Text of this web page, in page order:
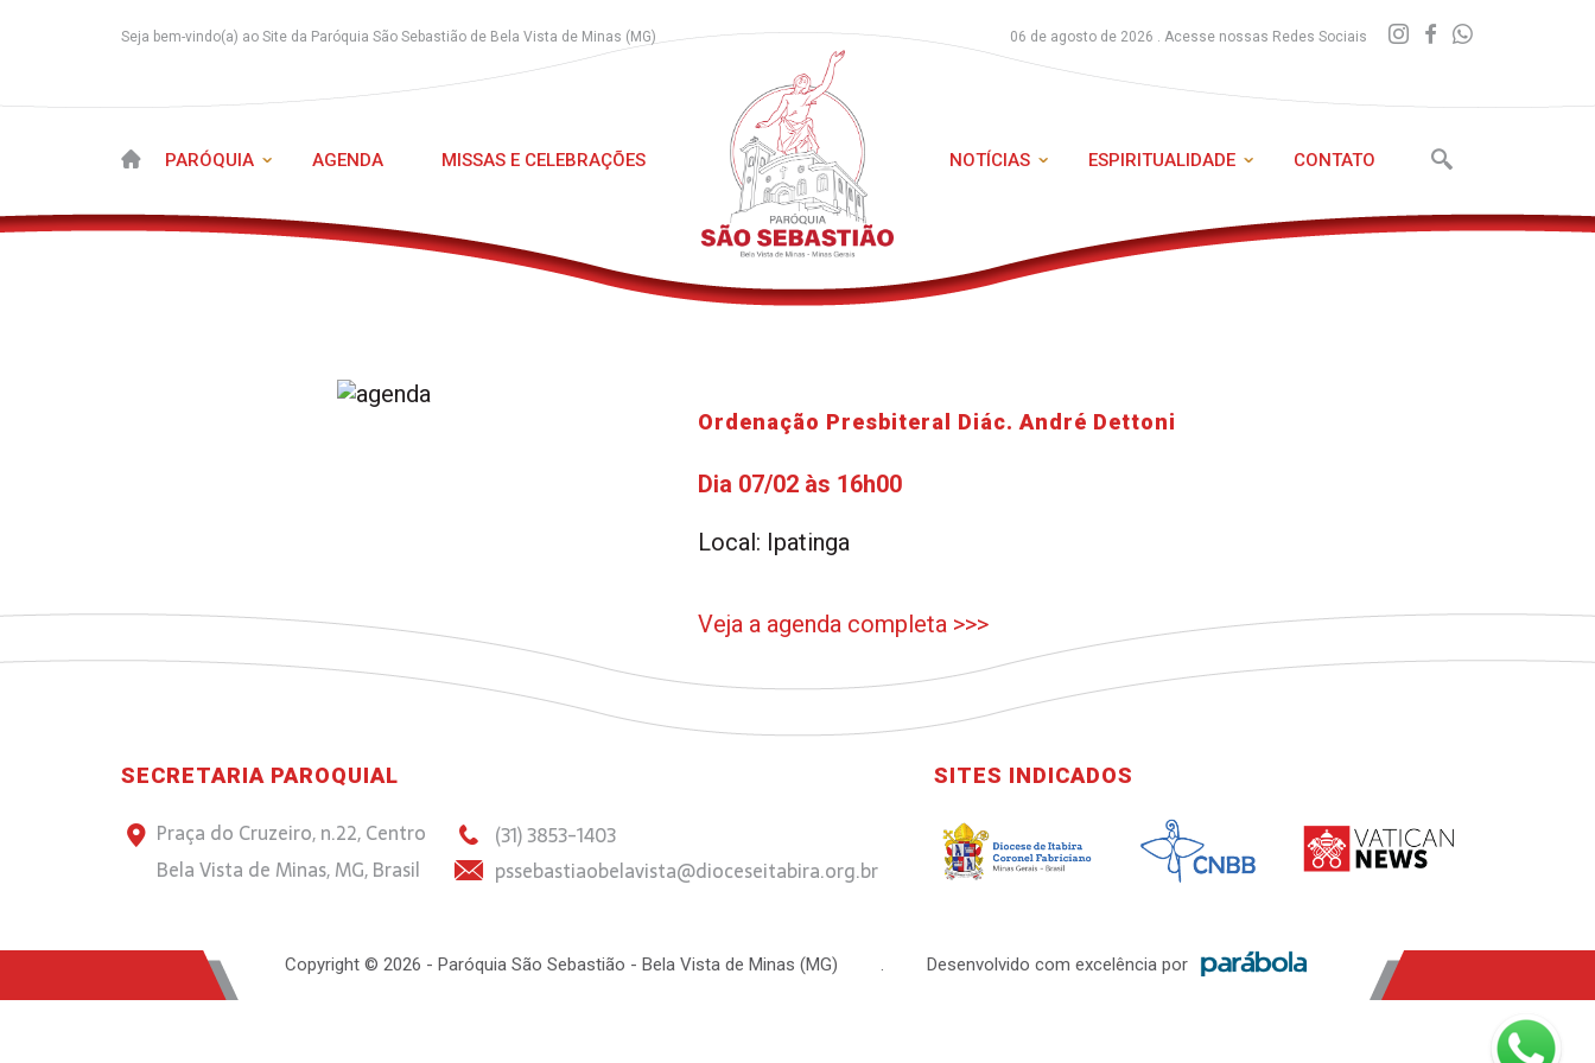
Seja bem-vindo(a) ao Site da Paróquia São Sebastião de Bela Vista de Minas (MG) 06 de agosto de 2026 . Acesse nossas Redes Sociais
PARÓQUIA AGENDA MISSAS E CELEBRAÇÕES NOTÍCIAS ESPIRITUALIDADE CONTATO
Ordenação Presbiteral Diác. André Dettoni
Dia 07/02 às 16h00
Local: Ipatinga
Veja a agenda completa >>>
SECRETARIA PAROQUIAL
Praça do Cruzeiro, n.22, Centro
Bela Vista de Minas, MG, Brasil
(31) 3853-1403
pssebastiaobelavista@dioceseitabira.org.br
SITES INDICADOS
Copyright © 2026 - Paróquia São Sebastião - Bela Vista de Minas (MG) . Desenvolvido com excelência por